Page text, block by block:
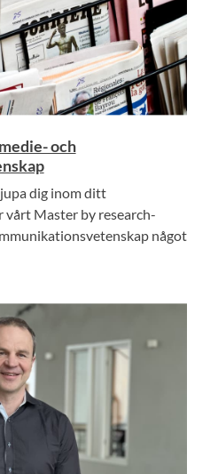
och
dig inom ditt
vårt Master by research-
något